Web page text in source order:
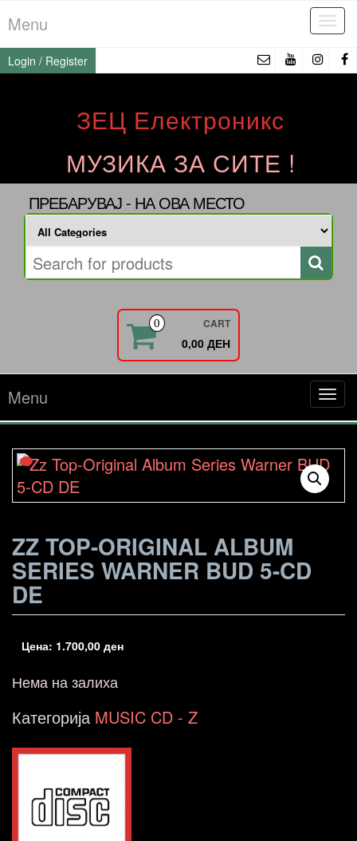
to
the
content
Menu
Login / Register
ЗЕЦ Електроникс
МУЗИКА ЗА СИТЕ !
ПРЕБАРУВАЈ - НА ОВА МЕСТО
0 CART
0,00 ДЕН
Menu
ZZ TOP-ORIGINAL ALBUM
SERIES WARNER BUD 5-CD
DE
Цена: 1.700,00 ден
Нема на залиха
Категорија MUSIC CD - Z